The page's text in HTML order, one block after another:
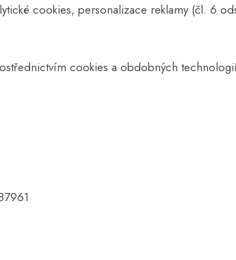
cookies, personalizace reklamy (čl. 6
cookies a obdobných